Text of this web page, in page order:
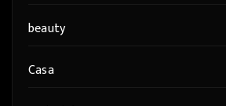
beauty
Casa